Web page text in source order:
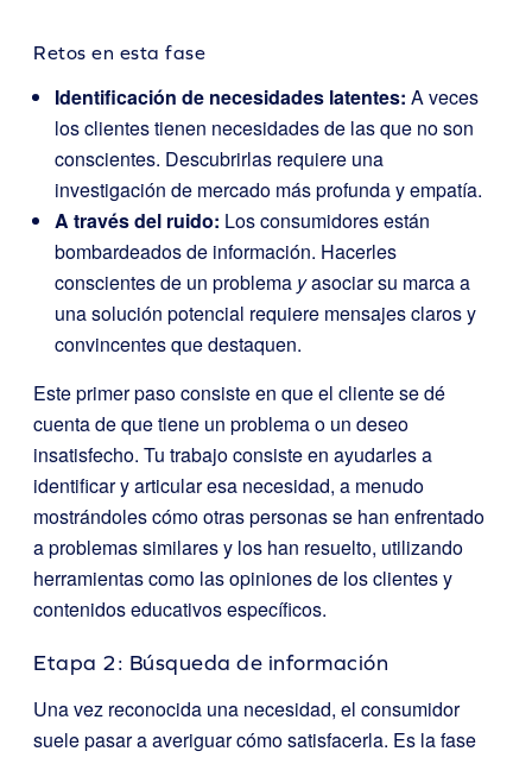
Retos en esta fase
Identificación de necesidades latentes: A veces
los clientes tienen necesidades de las que no son
conscientes. Descubrirlas requiere una
investigación de mercado más profunda y empatía.
A través del ruido: Los consumidores están
bombardeados de información. Hacerles
conscientes de un problema yasociar su marca a
una solución potencial requiere mensajes claros y
convincentes que destaquen.
Este primer paso consiste en que el cliente se dé
cuenta de que tiene un problema o un deseo
insatisfecho. Tu trabajo consiste en ayudarles a
identificar y articular esa necesidad, a menudo
mostrándoles cómo otras personas se han enfrentado
a problemas similares y los han resuelto, utilizando
herramientas como las opiniones de los clientes y
contenidos educativos específicos.
Etapa 2: Búsqueda de información
Una vez reconocida una necesidad, el consumidor
suele pasar a averiguar cómo satisfacerla. Es la fase